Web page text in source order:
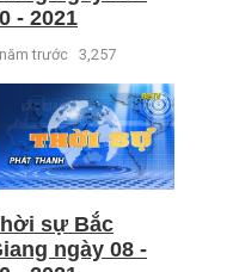
- 2021
trước 3,257
sự Bắc
ngày 08 -